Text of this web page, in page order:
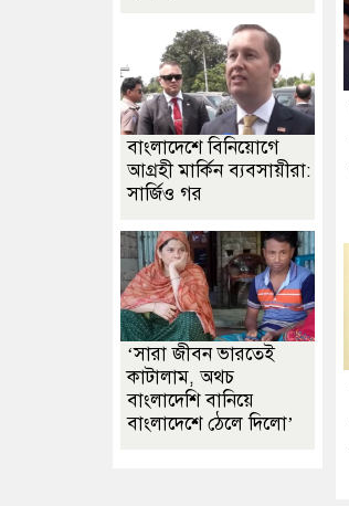
বাংলাদেশে বিনিয়োগে
আগ্রহী মার্কিন ব্যবসায়ীরা:
সার্জিও গর
‘সারা জীবন ভারতেই
কাটালাম, অথচ
বাংলাদেশি বানিয়ে
বাংলাদেশে ঠেলে দিলো’